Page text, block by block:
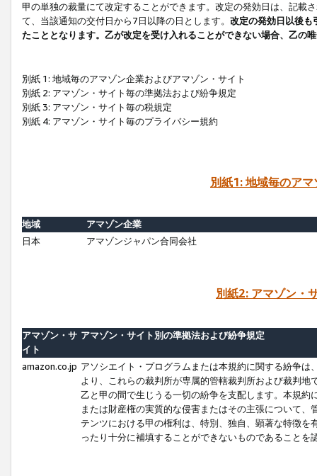
甲の単独の裁量にて改定することができます。改定の発効日は、記載
て、当該通知の交付日から7日以降の日とします。 改定の発効日以後も
たこととなります。乙が改定を受け入れることができない場合、乙の
別紙 1: 地域毎のアマゾン企業およびアマゾン・サイト
別紙 2: アマゾン・サイト毎の準拠法および紛争規定
別紙 3: アマゾン・サイト毎の税規定
別紙 4: アマゾン・サイト毎のプライバシー規約
別紙1: 地域毎のア
地域
アマゾン企業
日本
アマゾンジャパン合同会社
別紙2: アマゾン・
アマゾン・サ
イト
アマゾン・サイト別の準拠法および紛争規定
amazon.co.jp アソシエイト・プログラムまたは本規約に関する紛争
より、これらの裁判所が専属的管轄裁判所および裁判
乙と甲の間で生じうる一切の紛争を支配します。本規
または財産権の実質的な侵害またはその主張について
テンツにおける甲の権利は、特別、独自、顕著な特徴
ったり十分に補填することができないものであることを